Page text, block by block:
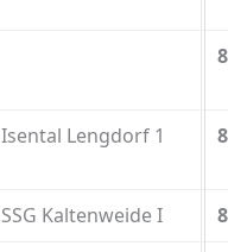
Isental Lengdorf 1
SSG Kaltenweide I